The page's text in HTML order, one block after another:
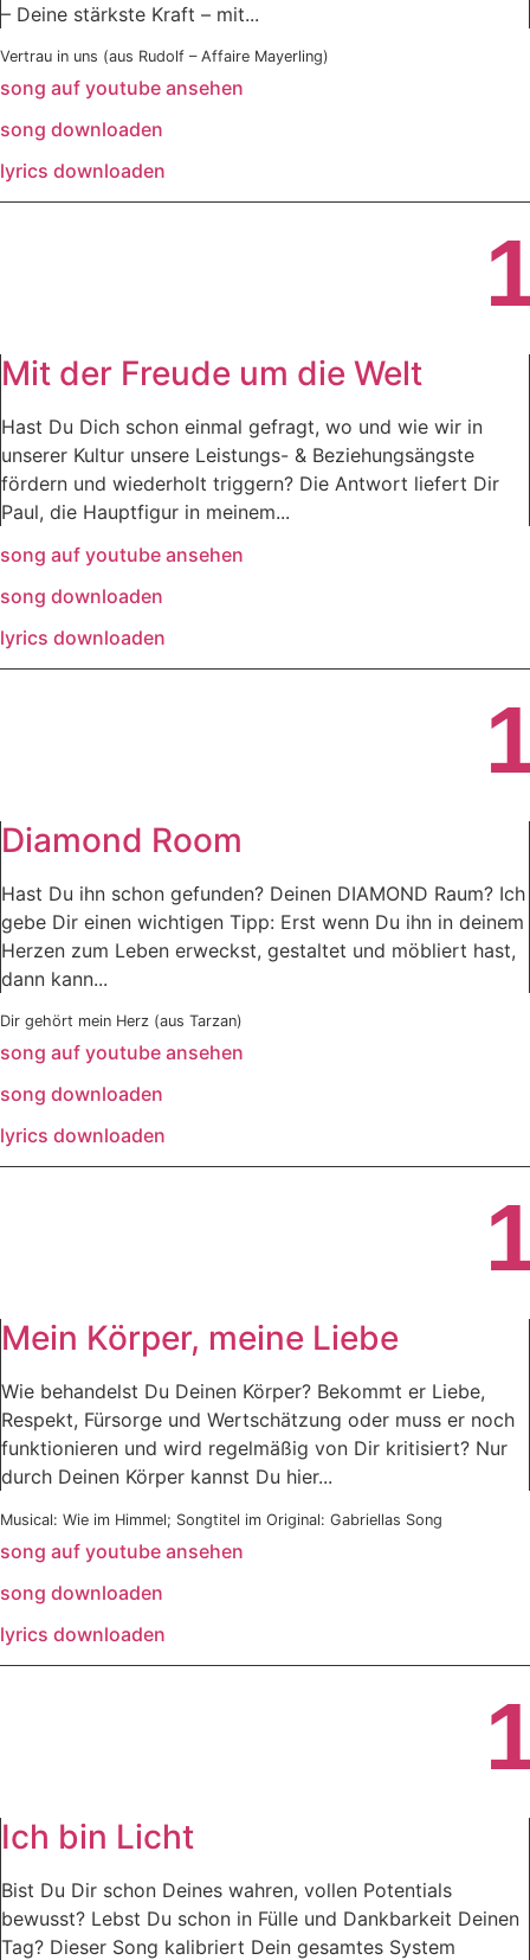
– Deine stärkste Kraft – mit...
Vertrau in uns (aus Rudolf – Affaire Mayerling)
song auf youtube ansehen
song downloaden
lyrics downloaden
Mit der Freude um die Welt
Hast Du Dich schon einmal gefragt, wo und wie wir in
unserer Kultur unsere Leistungs- & Beziehungsängste
fördern und wiederholt triggern? Die Antwort liefert Dir
Paul, die Hauptfigur in meinem...
song auf youtube ansehen
song downloaden
lyrics downloaden
Diamond Room
Hast Du ihn schon gefunden? Deinen DIAMOND Raum? Ich
gebe Dir einen wichtigen Tipp: Erst wenn Du ihn in deinem
Herzen zum Leben erweckst, gestaltet und möbliert hast,
dann kann...
Dir gehört mein Herz (aus Tarzan)
song auf youtube ansehen
song downloaden
lyrics downloaden
Mein Körper, meine Liebe
Wie behandelst Du Deinen Körper? Bekommt er Liebe,
Respekt, Fürsorge und Wertschätzung oder muss er noch
funktionieren und wird regelmäßig von Dir kritisiert? Nur
durch Deinen Körper kannst Du hier...
Musical: Wie im Himmel; Songtitel im Original: Gabriellas Song
song auf youtube ansehen
song downloaden
lyrics downloaden
Ich bin Licht
Bist Du Dir schon Deines wahren, vollen Potentials
bewusst? Lebst Du schon in Fülle und Dankbarkeit Deinen
Tag? Dieser Song kalibriert Dein gesamtes System